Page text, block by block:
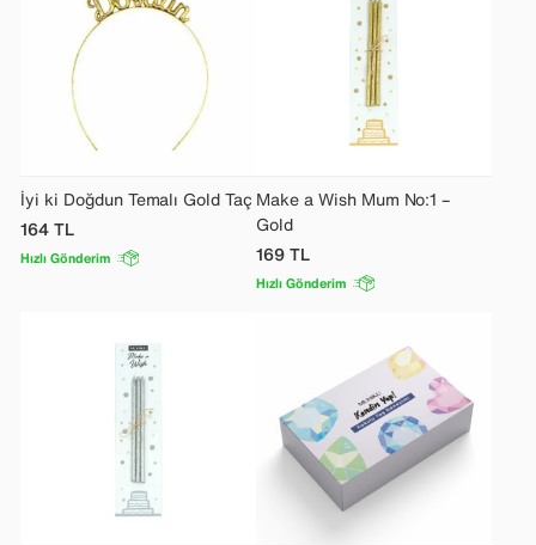
İyi ki Doğdun Temalı Gold Taç
164TL
Hızlı Gönderim
Make a Wish Mum No:1 –
Gold
169TL
Hızlı Gönderim